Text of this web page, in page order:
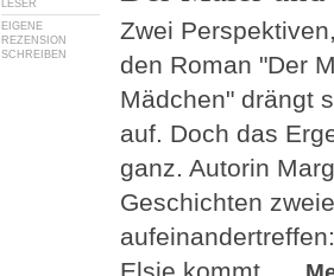
LESER
EIGENE
REZENSION
SCHREIBEN
Zwei
den Roman "Der
Mädchen" drängt
auf. Doch das
ganz. Autorin
Geschichten